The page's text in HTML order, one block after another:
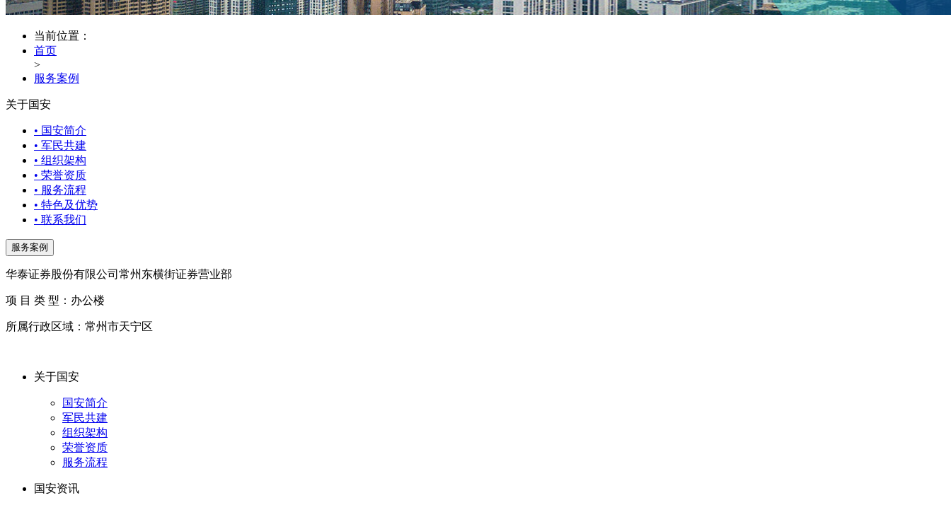
当前位置：
首页
>
服务案例
关于国安
• 国安简介
• 军民共建
• 组织架构
• 荣誉资质
• 服务流程
• 特色及优势
• 联系我们
服务案例
华泰证券股份有限公司常州东横街证券营业部
项 目 类 型：办公楼
所属行政区域：常州市天宁区
关于国安
国安简介
军民共建
组织架构
荣誉资质
服务流程
国安资讯